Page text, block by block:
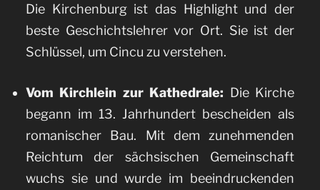
Die Kirchenburg ist das Highlight und der
beste Geschichtslehrer vor Ort. Sie ist der
Schlüssel, um Cincu zu verstehen.
Vom Kirchlein zur Kathedrale: Die Kirche
begann im 13. Jahrhundert bescheiden als
romanischer Bau. Mit dem zunehmenden
Reichtum der sächsischen Gemeinschaft
wuchs sie und wurde im beeindruckenden